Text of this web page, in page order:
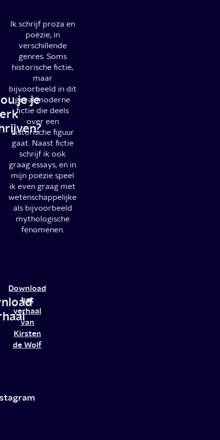
je je
Ik schrijf proza en
poëzie, in
verschillende
genres. Soms
historische fictie,
maar
bijvoorbeeld in dit
geval moderne
fictie die deels
over een
historische figuur
gaat. Naast fictie
schrijf ik ook
graag essays, en in
mijn poëzie speel
ik even graag met
wetenschappelijke
als bijvoorbeeld
mythologische
fenomenen.
Download
het
verhaal
van
Kirsten
de Wolf
Socials